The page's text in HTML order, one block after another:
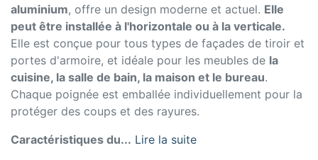
aluminium, offre un design moderne et actuel. Elle
peut être installée à l'horizontale ou à la verticale.
Elle est conçue pour tous types de façades de tiroir et
portes d'armoire, et idéale pour les meubles de la
cuisine, la salle de bain, la maison et le bureau.
Chaque poignée est emballée individuellement pour la
protéger des coups et des rayures.
Caractéristiques du... Lire la suite